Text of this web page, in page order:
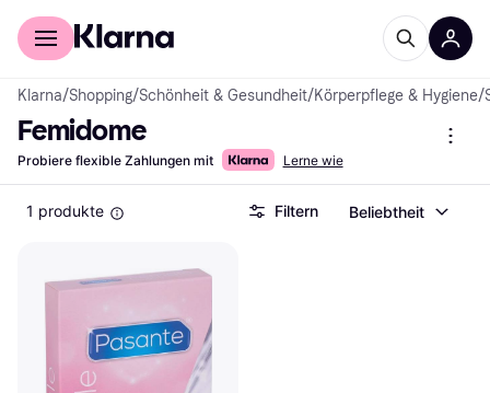
Für Shopper
Klarna/Shopping/Schönheit & Gesundheit/Körperpflege & Hygiene/
Femidome
Probiere flexible Zahlungen mit Lerne wie
1 produkte Filtern Beliebtheit